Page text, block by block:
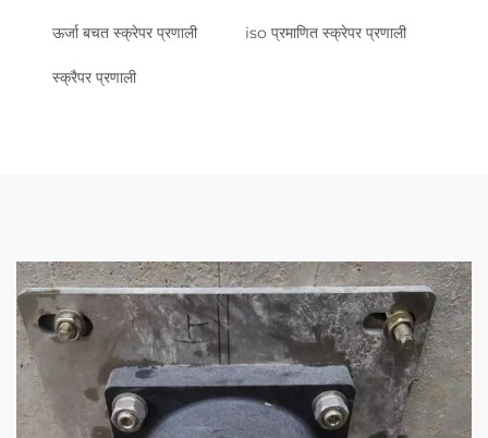
ऊर्जा बचत स्क्रेपर प्रणाली iso प्रमाणित स्क्रेपर प्रणाली
स्क्रैपर प्रणाली